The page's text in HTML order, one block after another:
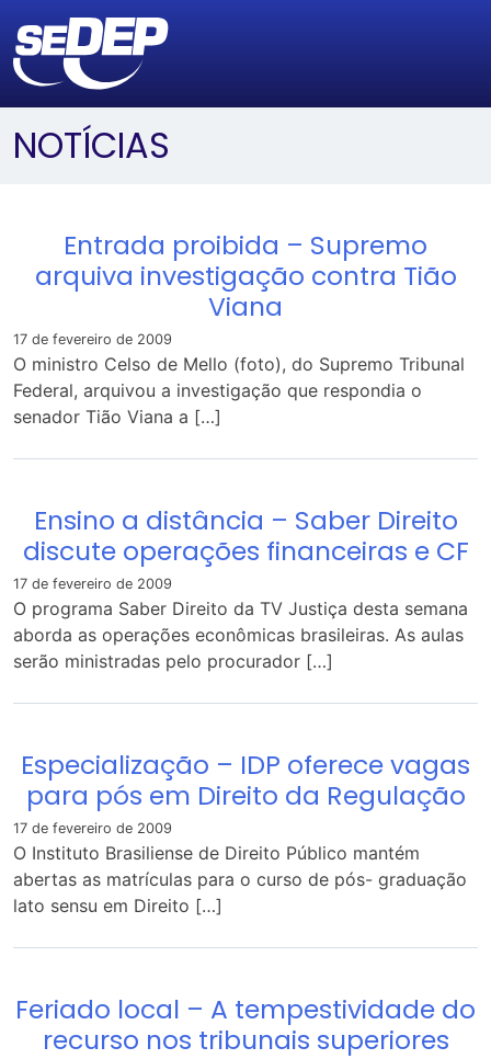
NOTÍCIAS
Entrada proibida – Supremo
arquiva investigação contra Tião
Viana
17 de fevereiro de 2009
O ministro Celso de Mello (foto), do Supremo Tribunal
Federal, arquivou a investigação que respondia o
senador Tião Viana a […]
Ensino a distância – Saber Direito
discute operações financeiras e CF
17 de fevereiro de 2009
O programa Saber Direito da TV Justiça desta semana
aborda as operações econômicas brasileiras. As aulas
serão ministradas pelo procurador […]
Especialização – IDP oferece vagas
para pós em Direito da Regulação
17 de fevereiro de 2009
O Instituto Brasiliense de Direito Público mantém
abertas as matrículas para o curso de pós- graduação
lato sensu em Direito […]
Feriado local – A tempestividade do
recurso nos tribunais superiores